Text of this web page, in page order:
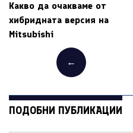
Какво да очакваме от
хибридната версия на
Mitsubishi
←
ПОДОБНИ ПУБЛИКАЦИИ